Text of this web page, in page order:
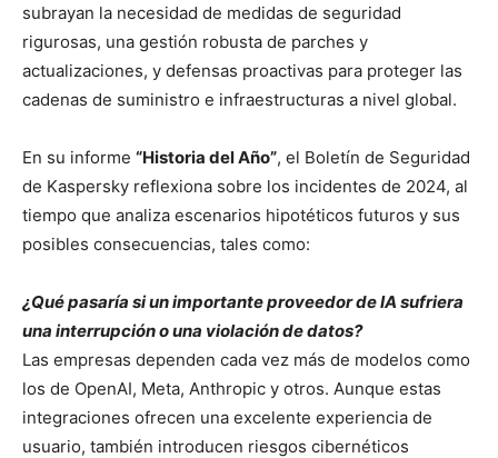
subrayan la necesidad de medidas de seguridad
rigurosas, una gestión robusta de parches y
actualizaciones, y defensas proactivas para proteger las
cadenas de suministro e infraestructuras a nivel global.
En su informe “Historia del Año”, el Boletín de Seguridad
de Kaspersky reflexiona sobre los incidentes de 2024, al
tiempo que analiza escenarios hipotéticos futuros y sus
posibles consecuencias, tales como:
¿Qué pasaría si un importante proveedor de IA sufriera
una interrupción o una violación de datos?
Las empresas dependen cada vez más de modelos como
los de OpenAI, Meta, Anthropic y otros. Aunque estas
integraciones ofrecen una excelente experiencia de
usuario, también introducen riesgos cibernéticos